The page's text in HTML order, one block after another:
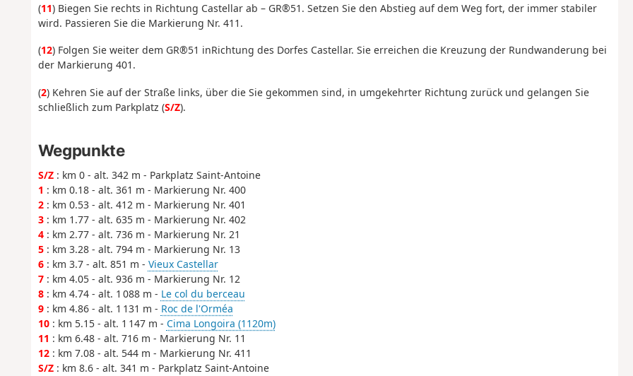
(11) Biegen Sie rechts in Richtung Castellar ab – GR®51 . Setzen Sie den Abstieg auf dem Weg fort, der immer stabiler
wird. Passieren Sie die Markierung Nr. 411.
(12) Folgen Sie weiter dem GR®51 inRichtung des Dorfes Castellar. Sie erreichen die Kreuzung der Rundwanderung bei
der Markierung 401.
(2) Kehren Sie auf der Straße links, über die Sie gekommen sind, in umgekehrter Richtung zurück und gelangen Sie
schließlich zum Parkplatz (S/Z).
Wegpunkte
S/Z: km 0 - alt. 342 m - Parkplatz Saint-Antoine
1 : km 0.18 - alt. 361 m - Markierung Nr. 400
2: km 0.53 - alt. 412 m - Markierung Nr. 401
3: km 1.77 - alt. 635 m - Markierung Nr. 402
4: km 2.77 - alt. 736 m - Markierung Nr. 21
5: km 3.28 - alt. 794 m - Markierung Nr. 13
6: km 3.7 - alt. 851 m - Vieux Castellar
7: km 4.05 - alt. 936 m - Markierung Nr. 12
8: km 4.74 - alt. 1 088 m - Le col du berceau
9: km 4.86 - alt. 1 131 m - Roc de l'Orméa
10: km 5.15 - alt. 1 147 m - Cima Longoira (1120m)
11 : km 6.48 - alt. 716 m - Markierung Nr. 11
12: km 7.08 - alt. 544 m - Markierung Nr. 411
S/Z: km 8.6 - alt. 341 m - Parkplatz Saint-Antoine